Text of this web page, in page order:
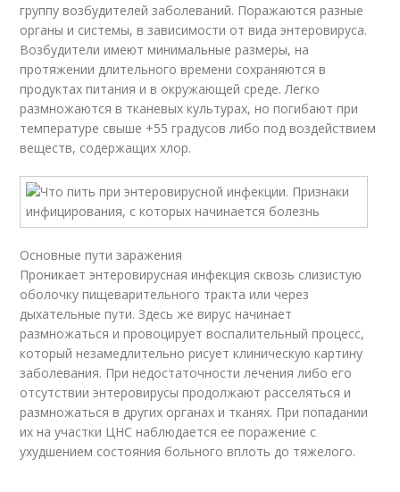
группу возбудителей заболеваний. Поражаются разные
органы и системы, в зависимости от вида энтеровируса.
Возбудители имеют минимальные размеры, на
протяжении длительного времени сохраняются в
продуктах питания и в окружающей среде. Легко
размножаются в тканевых культурах, но погибают при
температуре свыше +55 градусов либо под воздействием
веществ, содержащих хлор.
Основные пути заражения
Проникает энтеровирусная инфекция сквозь слизистую
оболочку пищеварительного тракта или через
дыхательные пути. Здесь же вирус начинает
размножаться и провоцирует воспалительный процесс,
который незамедлительно рисует клиническую картину
заболевания. При недостаточности лечения либо его
отсутствии энтеровирусы продолжают расселяться и
размножаться в других органах и тканях. При попадании
их на участки ЦНС наблюдается ее поражение с
ухудшением состояния больного вплоть до тяжелого.